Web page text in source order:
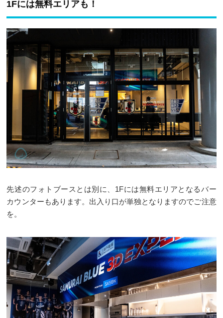
1Fには無料エリアも！
先述のフォトブースとは別に、1Fには無料エリアとなるバー
カウンターもあります。出入り口が単独となりますのでご注意
を。